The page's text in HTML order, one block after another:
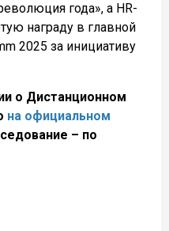
года», а HR-
награду в главной
2025 за инициативу
о Дистанционном
на официальном
– по